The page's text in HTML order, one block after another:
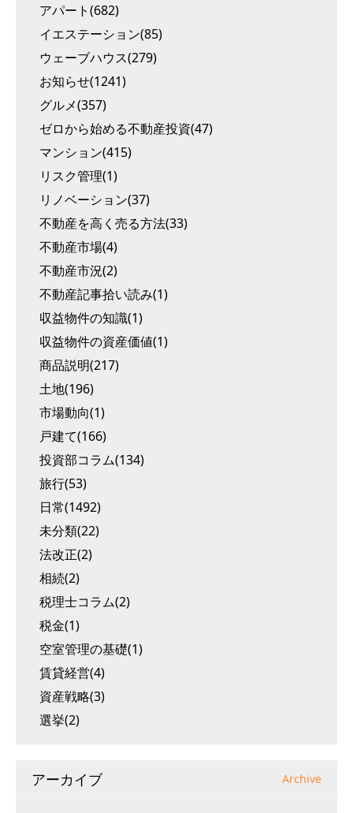
アパート(682)
イエステーション(85)
ウェーブハウス(279)
お知らせ(1241)
グルメ(357)
ゼロから始める不動産投資(47)
マンション(415)
リスク管理(1)
リノベーション(37)
不動産を高く売る方法(33)
不動産市場(4)
不動産市況(2)
不動産記事拾い読み(1)
収益物件の知識(1)
収益物件の資産価値(1)
商品説明(217)
土地(196)
市場動向(1)
戸建て(166)
投資部コラム(134)
旅行(53)
日常(1492)
未分類(22)
法改正(2)
相続(2)
税理士コラム(2)
税金(1)
空室管理の基礎(1)
賃貸経営(4)
資産戦略(3)
選挙(2)
アーカイブ Archive